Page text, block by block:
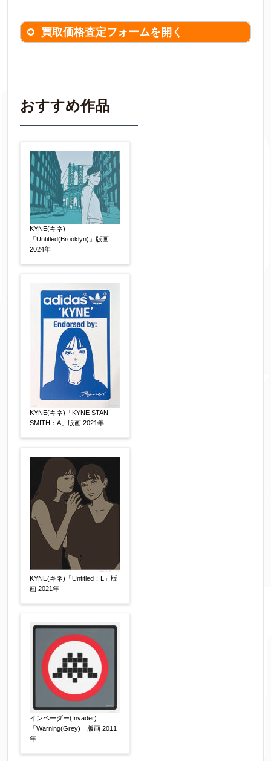
買取価格査定フォームを開く
※不明な項目は空欄で結構です。
▼
作品の作家名 【任意】
作品の画題 【任意】
素描
立体
その他
絵の画面サイズ 【任意】
体裁 【任意】
額装
軸装
その他
サイン等の有無 【任意】
サイン有(自筆)
鑑定証書付
共箱
その他
限定番号 【任意】
売却希望時期 【任意】
すぐに売りたい
その他
他社様の査定価格
おすすめ作品
KYNE(キネ)
「Untitled(Brooklyn)」版画
2024年
KYNE(キネ)「KYNE STAN
SMITH：A」版画 2021年
KYNE(キネ)「Untitled：L」版
画 2021年
インベーダー(Invader)
「Warning(Grey)」版画 2011
年